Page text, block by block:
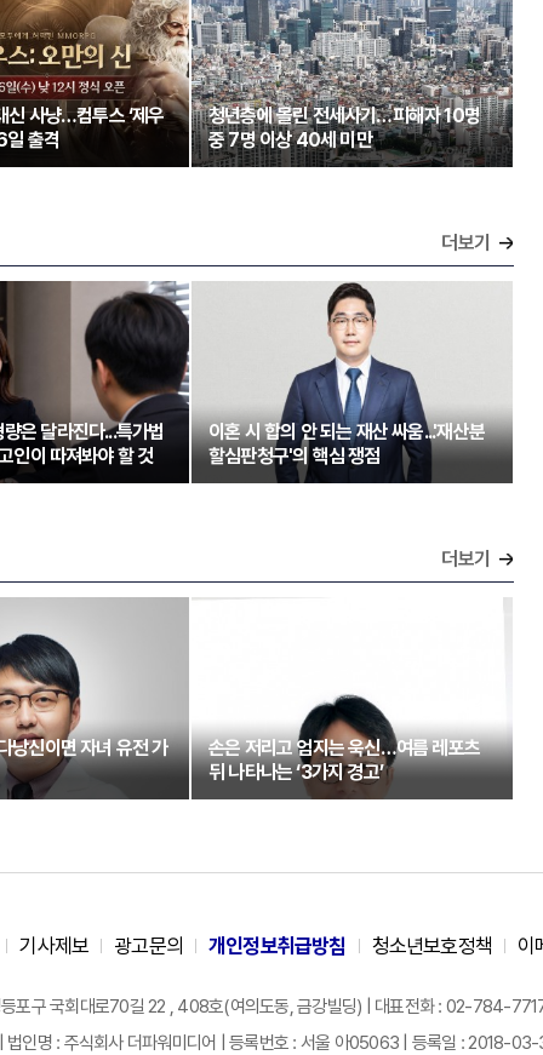
신 사냥…컴투스 ‘제우
일 출격
청년층에 몰린 전세사기…피해자 10명
중 7명 이상 40세 미만
더보기
은 달라진다...특가법
인이 따져봐야 할 것
이혼 시 합의 안 되는 재산 싸움...'재산분
할심판청구'의 핵심 쟁점
더보기
낭신이면 자녀 유전 가
손은 저리고 엄지는 욱신…여름 레포츠
뒤 나타나는 ‘3가지 경고’
기사제보 광고문의 개인정보취급방침 청소년보호정책 이
등포구 국회대로70길 22 , 408호(여의도동, 금강빌딩) | 대표전화 : 02-784-
법인명 : 주식회사 더파워미디어 | 등록번호 : 서울 아05063 | 등록일 : 2018-